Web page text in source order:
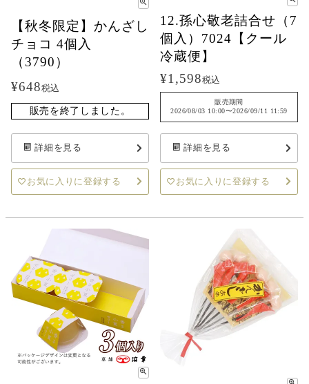
【秋冬限定】かんざし
チョコ 4個入
（3790）
¥648税込
販売を終了しました。
詳細を見る
お気に入りに登録する
12.孫心敬老詰合せ（7
個入）7024【クール
冷蔵便】
¥1,598税込
販売期間
2026/08/03 10:00〜2026/09/11 11:59
詳細を見る
お気に入りに登録する